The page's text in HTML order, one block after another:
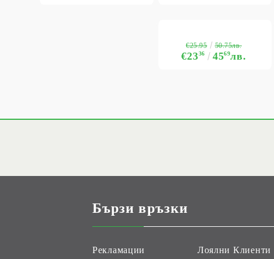
€2336 4569лв.
€25.95 50.75лв.
Бързи връзки
Рекламации
Лоялни Клиенти